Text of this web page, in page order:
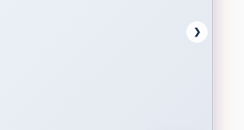
❮